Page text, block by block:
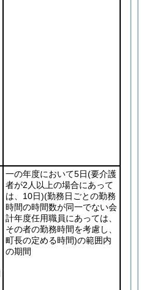
一の年度において5日(要介護
者が2人以上の場合にあって
は、10日)(勤務日ごとの勤務
時間の時間数が同一でない会
計年度任用職員にあっては、
その者の勤務時間を考慮し、
町長の定める時間)の範囲内
の期間